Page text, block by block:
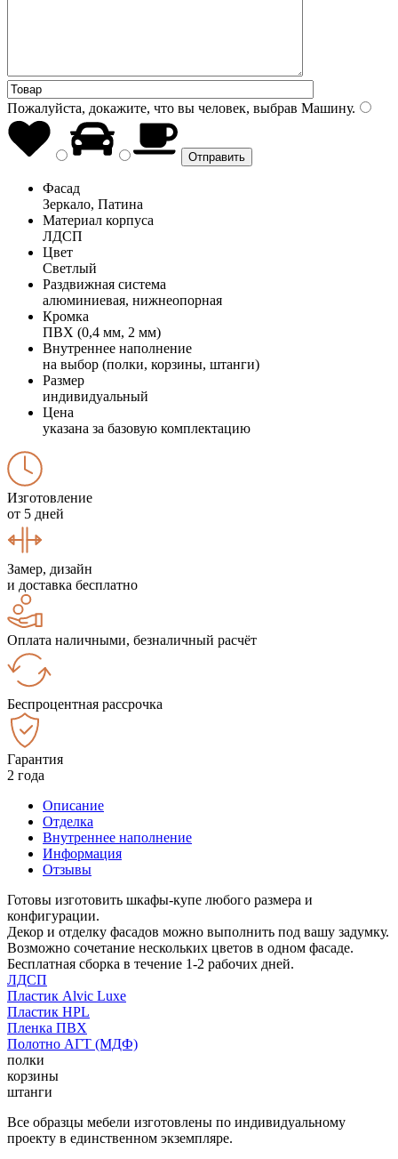
Пожалуйста, докажите, что вы человек, выбрав Машину.
Фасад
Зеркало, Патина
Материал корпуса
ЛДСП
Цвет
Светлый
Раздвижная система
алюминиевая, нижнеопорная
Кромка
ПВХ (0,4 мм, 2 мм)
Внутреннее наполнение
на выбор (полки, корзины, штанги)
Размер
индивидуальный
Цена
указана за базовую комплектацию
Изготовление
от 5 дней
Замер, дизайн
и доставка бесплатно
Оплата наличными, безналичный расчёт
Беспроцентная рассрочка
Гарантия
2 года
Описание
Отделка
Внутреннее наполнение
Информация
Отзывы
Готовы изготовить шкафы-купе любого размера и
конфигурации.
Декор и отделку фасадов можно выполнить под вашу задумку.
Возможно сочетание нескольких цветов в одном фасаде.
Бесплатная сборка в течение 1-2 рабочих дней.
ЛДСП
Пластик Alvic Luxe
Пластик HPL
Пленка ПВХ
Полотно АГТ (МДФ)
полки
корзины
штанги
Все образцы мебели изготовлены по индивидуальному
проекту в единственном экземпляре.